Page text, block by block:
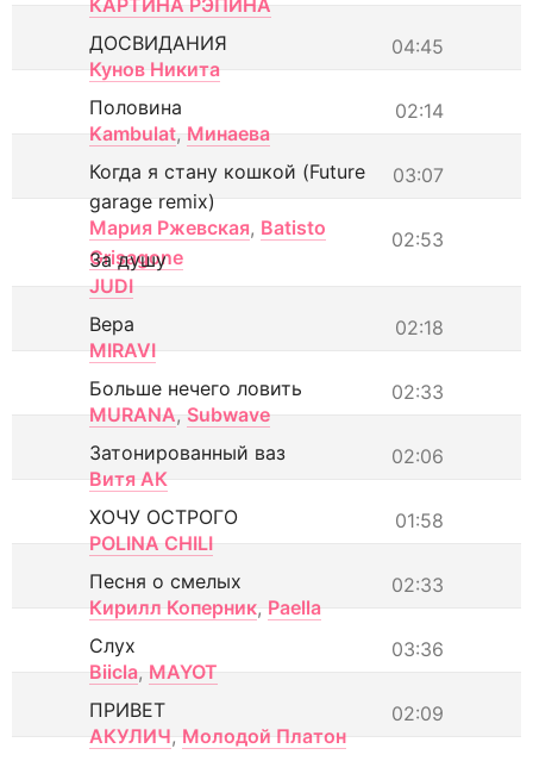
КАРТИНА РЭПИНА
04:45
ДОСВИДАНИЯ
Кунов Никита
02:14
Половина
Kambulat, Минаева
03:07
Когда я стану кошкой (Future
garage remix)
Мария Ржевская, Batisto
Grisagone
02:53
За душу
JUDI
02:18
Вера
MIRAVI
02:33
Больше нечего ловить
MURANA, Subwave
02:06
Затонированный ваз
Витя АК
01:58
ХОЧУ ОСТРОГО
POLINA CHILI
02:33
Песня о смелых
Кирилл Коперник, Paella
03:36
Слух
Biicla, MAYOT
02:09
ПРИВЕТ
АКУЛИЧ, Молодой Платон